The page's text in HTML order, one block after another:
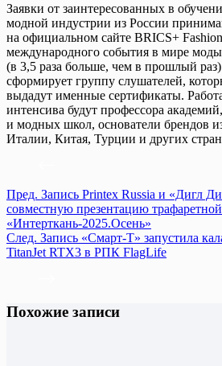
Заявки от заинтересованных в
модной индустрии из России
на официальном сайте BRICS+
международного события в мире
(в 3,5 раза больше, чем в прошлый
сформирует группу слушателей,
выдадут именные сертификаты.
интенсива будут профессора
и модных школ, основатели брендов
Италии, Китая, Турции и других
Пред. Запись Printex Russia и «Дигл
совместную презентацию
«Интерткань-2025.Осень»
След. Запись «Смарт-Т» запустила
TitanJet RTX3 в РПК FlagLife
Похожие записи